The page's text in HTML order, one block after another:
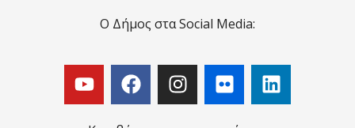
Ο Δήμος στα Social Media: